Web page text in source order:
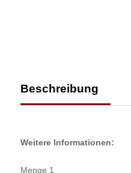
Beschreibung
Weitere Informationen:
Menge 1